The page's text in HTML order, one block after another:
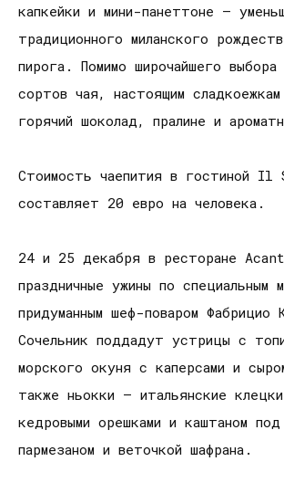
капкейки и мини-панеттоне –
традиционного миланского
пирога. Помимо широчайшего выбора
сортов чая, настоящим
горячий шоколад, пралине и
Стоимость чаепития в гостиной
составляет 20 евро на человека.
24 и 25 декабря в ресторане
праздничные ужины по специальным
придуманным шеф-поваром Фабрицио
Сочельник поддадут устрицы с
морского окуня с каперсами и
также ньокки – итальянские
кедровыми орешками и каштаном
пармезаном и веточкой шафрана.